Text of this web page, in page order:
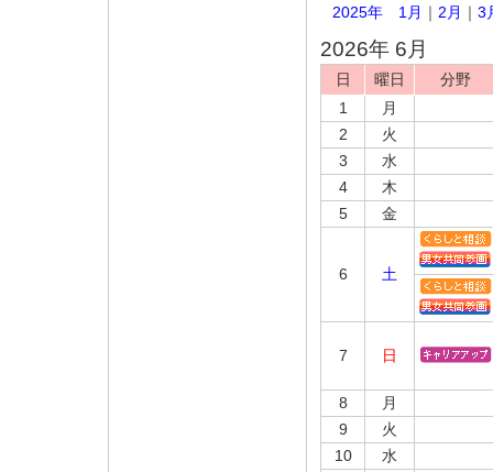
2025年 1月 ｜ 2月 ｜ 3
2026年 6月
日 曜日
分野
1
月
2
火
3
水
4
木
5
金
6 土
7 日
8
月
9
火
10
水